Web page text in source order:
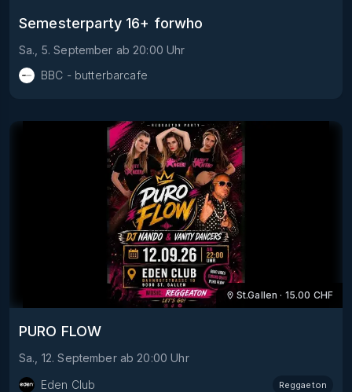
Semesterparty 16+ forwho
Sa., 5. September ab 20:00 Uhr
BBC - butterbarcafe
St.Gallen · 15.00 CHF
PURO FLOW
Sa., 12. September ab 20:00 Uhr
Eden Club
Reggaeton